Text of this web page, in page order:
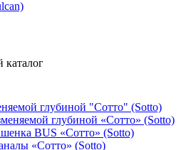
каталог
глубиной "Сотто" (Sotto)
глубиной «Сотто» (Sotto)
BUS «Сотто» (Sotto)
«Сотто» (Sotto)